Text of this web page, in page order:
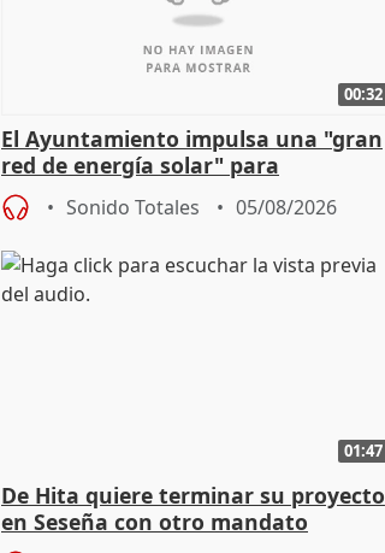
00:32
El Ayuntamiento impulsa una "gran
red de energía solar" para
autoconsumo
Sonido Totales 05/08/2026
01:47
De Hita quiere terminar su proyecto
en Seseña con otro mandato